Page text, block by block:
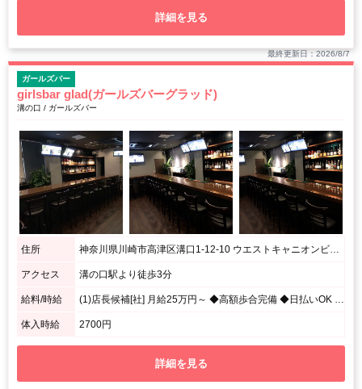
詳細を見る
最終更新日：2026/8/7
ガールズバー
girlsbar glad(ガールズバーグラッド)
溝の口 / ガールズバー
住所 神奈川県川崎市高津区溝口1-12-10 ウエストキャニオンビル4階
アクセス 溝の口駅より徒歩3分
給料/時給 (1)店長候補[社] 月給25万円～ ◆高額歩合完備 ◆日払いOK (2)ホールスタッフ[ア] 時給1000円～ (3)ドライバー[ア] 日給5000円～
体入時給 2700円
詳細を見る